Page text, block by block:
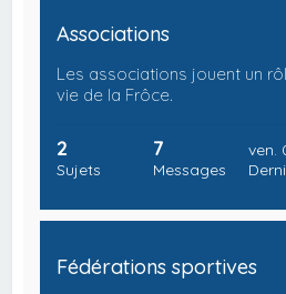
Associations
Les associations jouent un
vie de la Frôce.
2
Sujets
7
Messages
ven.
Fédérations sportives